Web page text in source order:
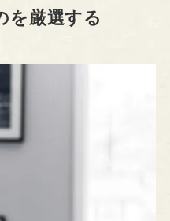
を厳選する